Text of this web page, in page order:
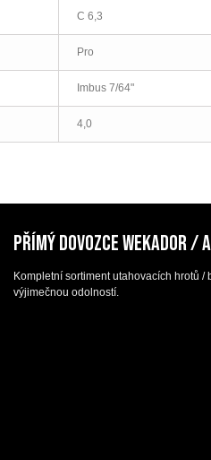
C 6,3
Pro
Imbus 7/64"
4,0
PŘÍMÝ DOVOZCE WEKADOR /
Kompletní sortiment utahovacích hrotů /
výjimečnou odolností.